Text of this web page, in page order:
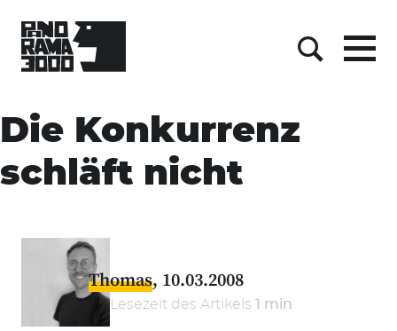
content
Menu
Die Konkurrenz
schläft nicht
Thomas 10.03.2008
Lesezeit des Artikels 1 min